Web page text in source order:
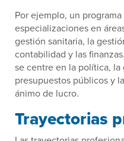
Por ejemplo, un
especializaciones en
gestión sanitaria, la
contabilidad y las
se centre en la política,
presupuestos públicos y
ánimo de lucro.
Trayectorias